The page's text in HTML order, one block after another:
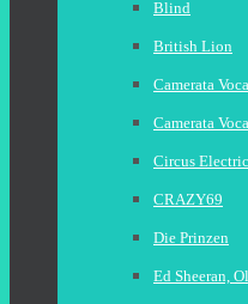
Blind
British Lion
Camerata
Camerata
Circus Electric
CRAZY69
Die Prinzen
Ed Sheeran,